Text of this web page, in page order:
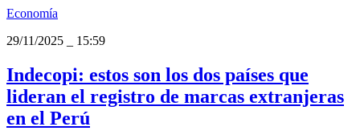
Economía
29/11/2025
15:59
Indecopi: estos son los dos países que
lideran el registro de marcas extranjeras
en el Perú